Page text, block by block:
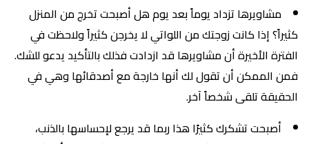
مشاويرها تزداد يوماً بعد يوم هل أصبحت تخرج من المنزل
كثيراً؟ إذا كانت زوجتك من اللواتي لا يخرجن كثيراً ولاحظت في
الفترة الأخيرة أن مشاويرها قد ازدادت فذلك بالتأكيد يدعو للشك.
فمن الممكن أن تقول لك أنها خارجة مع أصدقائها وهي في
الحقيقة تلقى شخصاً آخر.
أصبحت تشكرك كثيرًا هذا ربما قد يرجع لإحساسها بالذنب،